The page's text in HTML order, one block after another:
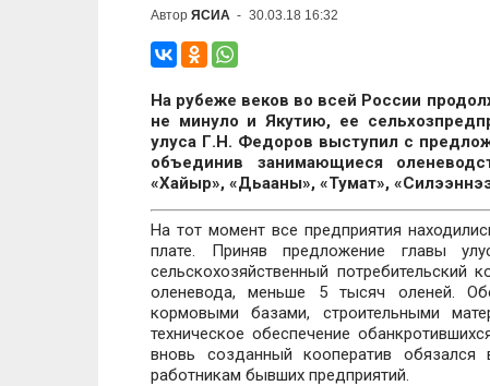
Автор ЯСИА - 30.03.18 16:32
На рубеже веков во всей России
не минуло и Якутию, ее
улуса Г.Н. Федоров выступил с
объединив занимающиеся
«Хайыр», «Дьааны», «Тумат»,
На тот момент все предприятия
плате. Приняв предложение главы
сельскохозяйственный
оленевода, меньше 5 тысяч оленей.
кормовыми базами, строительными
техническое обеспечение
вновь созданный кооператив
работникам бывших предприятий.